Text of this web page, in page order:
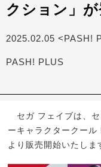
クション」
2025.02.05 <PASH!
PASH! PLUS
セガ フェイブは、セ
ーキャラクタークー
より販売開始いたしま